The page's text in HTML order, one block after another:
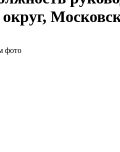
фото